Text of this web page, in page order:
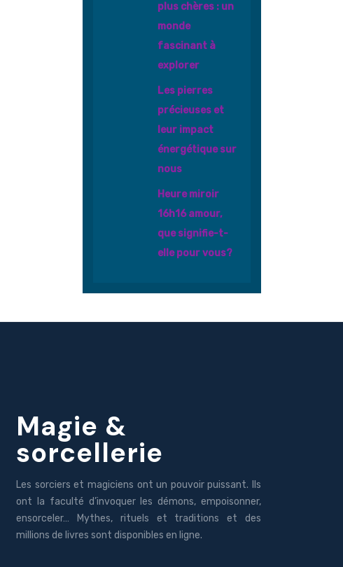
plus chères : un
monde
fascinant à
explorer
Les pierres
précieuses et
leur impact
énergétique sur
nous
Heure miroir
16h16 amour,
que signifie-t-
elle pour vous?
Magie &
sorcellerie
Les sorciers et magiciens ont un pouvoir puissant. Ils
ont la faculté d’invoquer les démons, empoisonner,
ensorceler… Mythes, rituels et traditions et des
millions de livres sont disponibles en ligne.